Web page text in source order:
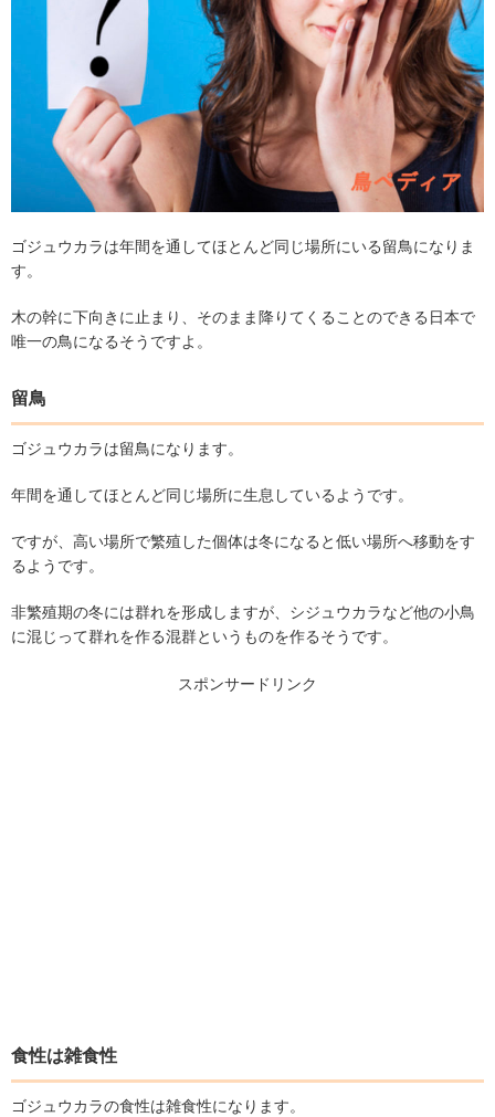
ゴジュウカラは年間を通してほとんど同じ場所にいる留鳥になりま
す。
木の幹に下向きに止まり、そのまま降りてくることのできる日本で
唯一の鳥になるそうですよ。
留鳥
ゴジュウカラは留鳥になります。
年間を通してほとんど同じ場所に生息しているようです。
ですが、高い場所で繁殖した個体は冬になると低い場所へ移動をす
るようです。
非繁殖期の冬には群れを形成しますが、シジュウカラなど他の小鳥
に混じって群れを作る混群というものを作るそうです。
スポンサードリンク
食性は雑食性
ゴジュウカラの食性は雑食性になります。